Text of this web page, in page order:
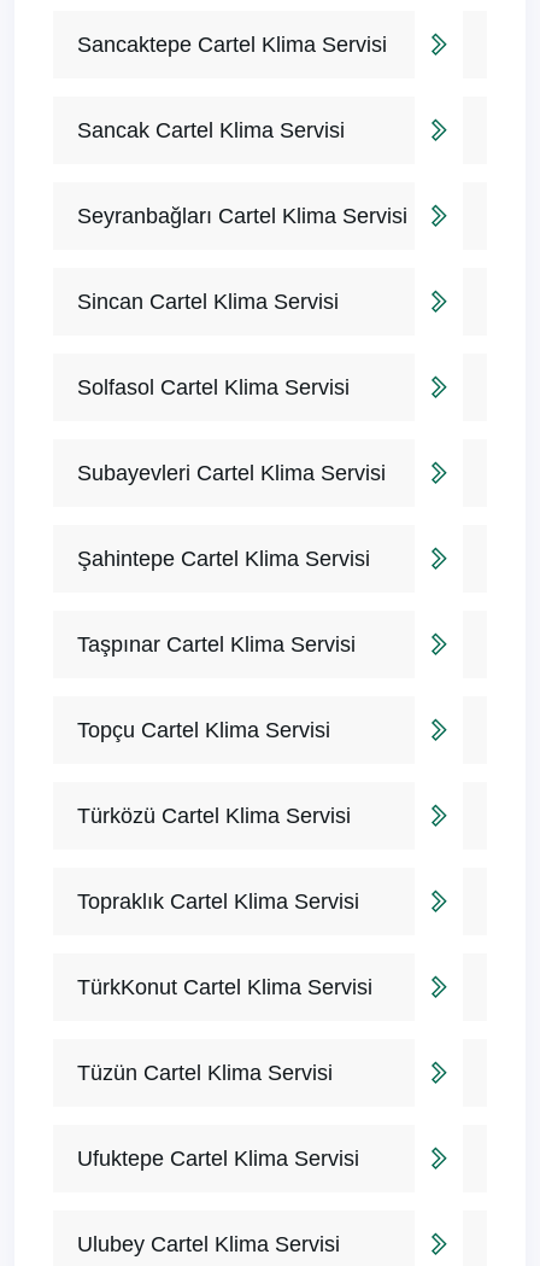
Sancaktepe Cartel Klima Servisi
Sancak Cartel Klima Servisi
Seyranbağları Cartel Klima Servisi
Sincan Cartel Klima Servisi
Solfasol Cartel Klima Servisi
Subayevleri Cartel Klima Servisi
Şahintepe Cartel Klima Servisi
Taşpınar Cartel Klima Servisi
Topçu Cartel Klima Servisi
Türközü Cartel Klima Servisi
Topraklık Cartel Klima Servisi
TürkKonut Cartel Klima Servisi
Tüzün Cartel Klima Servisi
Ufuktepe Cartel Klima Servisi
Ulubey Cartel Klima Servisi